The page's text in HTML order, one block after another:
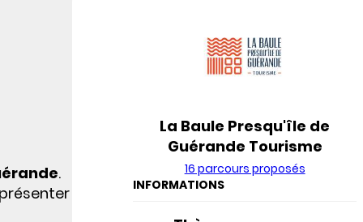
.
La Baule Presqu'île de
Guérande Tourisme
16 parcours proposés
INFORMATIONS